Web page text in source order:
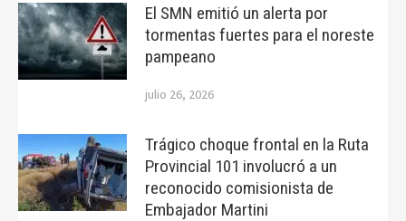
El SMN emitió un alerta por
tormentas fuertes para el noreste
pampeano
julio 26, 2026
Trágico choque frontal en la Ruta
Provincial 101 involucró a un
reconocido comisionista de
Embajador Martini